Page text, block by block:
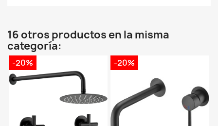
16 otros productos en la misma
categoría:
-20% -20%